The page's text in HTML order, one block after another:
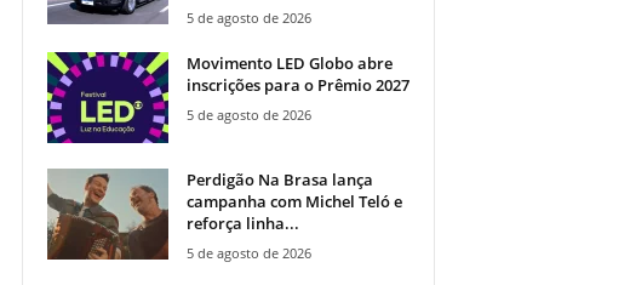
5 de agosto de 2026
Movimento LED Globo abre
inscrições para o Prêmio 2027
5 de agosto de 2026
Perdigão Na Brasa lança
campanha com Michel Teló e
reforça linha...
5 de agosto de 2026